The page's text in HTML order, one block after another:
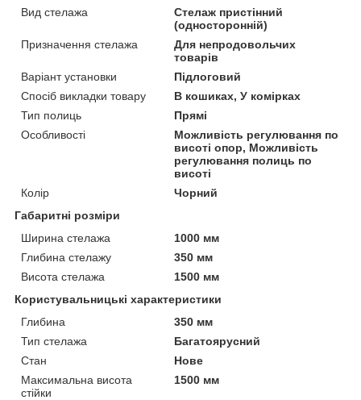
Вид стелажа
Стелаж пристінний
(односторонній)
Призначення стелажа
Для непродовольчих
товарів
Варіант установки
Підлоговий
Спосіб викладки товару
В кошиках, У комірках
Тип полиць
Прямі
Особливості
Можливість регулювання по
висоті опор, Можливість
регулювання полиць по
висоті
Колір
Чорний
Габаритні розміри
Ширина стелажа
1000 мм
Глибина стелажу
350 мм
Висота стелажа
1500 мм
Користувальницькі характеристики
Глибина
350 мм
Тип стелажа
Багатоярусний
Стан
Нове
Максимальна висота
стійки
1500 мм